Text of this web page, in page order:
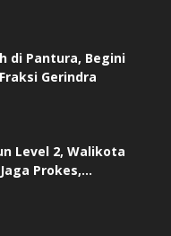
di Pantura, Begini
Gerindra
Level 2, Walikota
Prokes,...